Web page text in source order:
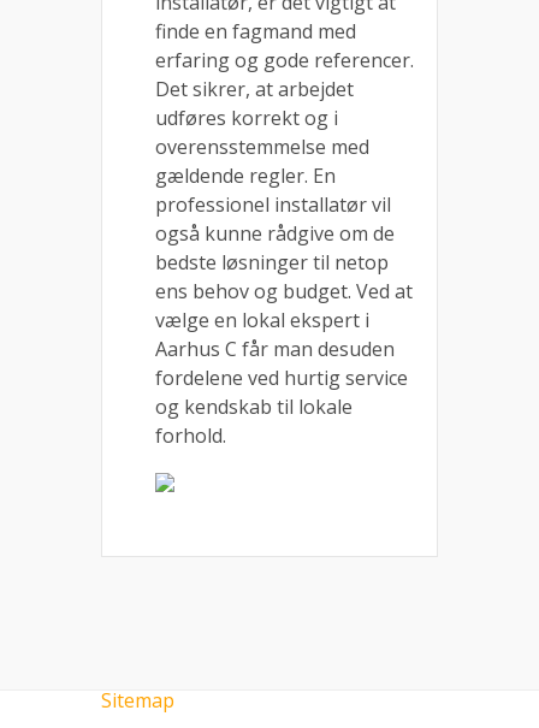
finde en fagmand med
erfaring og gode referencer.
Det sikrer, at arbejdet
udføres korrekt og i
overensstemmelse med
gældende regler. En
professionel installatør vil
også kunne rådgive om de
bedste løsninger til netop
ens behov og budget. Ved at
vælge en lokal ekspert i
Aarhus C får man desuden
fordelene ved hurtig service
og kendskab til lokale
forhold.
Sitemap